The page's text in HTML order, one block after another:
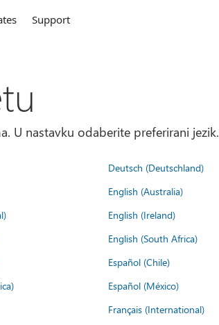
Support
U nastavku odaberite preferirani jezik.
Deutsch (Deutschland)
English (Australia)
English (Ireland)
English (South Africa)
Español (Chile)
Español (México)
Français (International)